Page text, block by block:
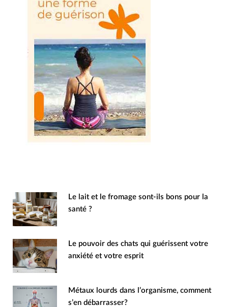
Le lait et le fromage sont-ils bons pour la
santé ?
Le pouvoir des chats qui guérissent votre
anxiété et votre esprit
Métaux lourds dans l’organisme, comment
s’en débarrasser?